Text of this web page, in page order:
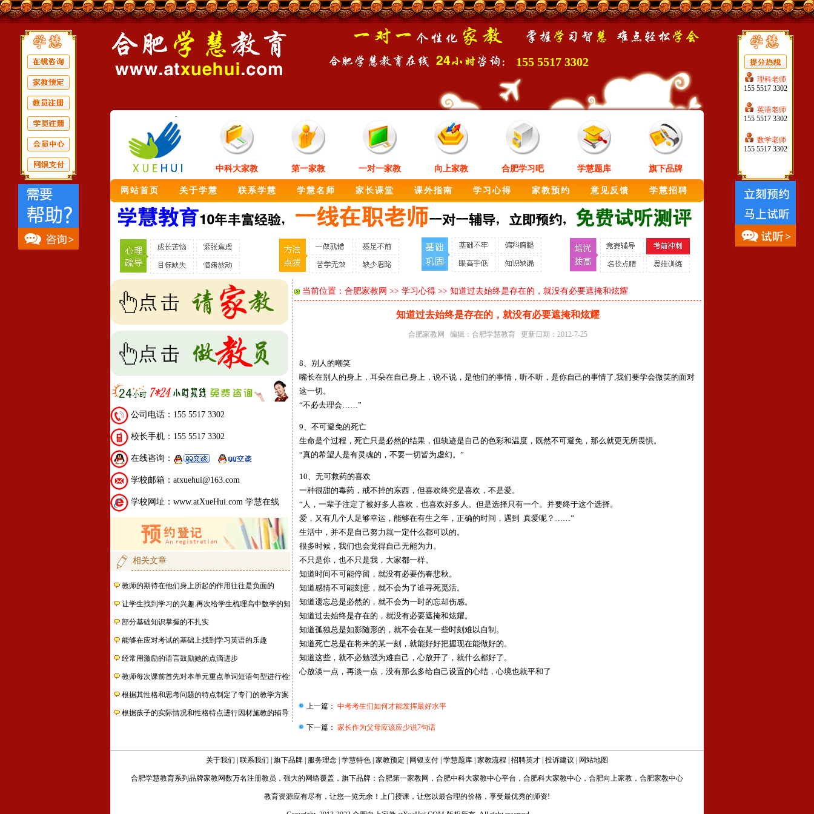
155 5517 3302
中科大家教 第一家教 一对一家教 向上家教 合肥学习吧 学慧题库 旗下品牌
网站首页 关于学慧 联系学慧 学慧名师 家长课堂 课外指南 学习心得 家教预约 意见反馈 学慧招聘
公司电话：155 5517 3302
校长手机：155 5517 3302
在线咨询：
学校邮箱：atxuehui@163.com
学校网址：www.atXueHui.com 学慧在线
相关文章
教师的期待在他们身上所起的作用往往是负面的
让学生找到学习的兴趣.再次给学生梳理高中数学的知识点
部分基础知识掌握的不扎实
能够在应对考试的基础上找到学习英语的乐趣
经常用激励的语言鼓励她的点滴进步
教师每次课前首先对本单元重点单词短语句型进行检查
根据其性格和思考问题的特点制定了专门的教学方案
根据孩子的实际情况和性格特点进行因材施教的辅导
当前位置： 合肥家教网 >> 学习心得 >> 知道过去始终是存在的，就没有必要遮掩和炫耀
知道过去始终是存在的，就没有必要遮掩和炫耀
合肥家教网 编辑： 合肥学慧教育 更新日期：2012-7-25
8、别人的嘲笑
嘴长在别人的身上，耳朵在自己身上，说不说，是他们的事情，听不听，是你自己的事情了,我们要学会微笑的面对
这一切。
“不必去理会……”
9、不可避免的死亡
生命是个过程，死亡只是必然的结果，但轨迹是自己的色彩和温度，既然不可避免，那么就更无所畏惧。
“真的希望人是有灵魂的，不要一切皆为虚幻。”
10、无可救药的喜欢
一种很甜的毒药，戒不掉的东西，但喜欢终究是喜欢，不是爱。
“人，一辈子注定了被好多人喜欢，也喜欢好多人。但是选择只有一个。并要终于这个选择。
爱，又有几个人足够幸运，能够在有生之年，正确的时间，遇到 真爱呢？……”
生活中，并不是自己努力就一定什么都可以的。
很多时候，我们也会觉得自己无能为力。
不只是你，也不只是我，大家都一样。
知道时间不可能停留，就没有必要伤春悲秋。
知道感情不可能刻意，就不会为了谁寻死觅活。
知道遗忘总是必然的，就不会为一时的忘却伤感。
知道过去始终是存在的，就没有必要遮掩和炫耀。
知道孤独总是如影随形的，就不会在某一些时刻难以自制。
知道死亡总是在将来的某一刻，就能好好把握现在能做好的。
知道这些，就不必勉强为难自己，心放开了，就什么都好了。
心放淡一点，再淡一点，没有那么多给自己设置的心结，心境也就平和了
上一篇： 中考考生们如何才能发挥最好水平
下一篇： 家长作为父母应该应少说7句话
关于我们 联系我们 旗下品牌 服务理念 学慧特色 家教预定 网银支付 学慧题库 家教流程 招聘英才 投诉建议 网站地图
合肥学慧教育系列品牌家教网数万名注册教员，强大的网络覆盖，旗下品牌： 合肥第一家教网 ， 合肥中科大家教中心平台 ， 合肥科大家教中心 ， 合肥向上家教 ， 合肥家教中心
教育资源应有尽有，让您一览无余！上门授课，让您以最合理的价格，享受最优秀的师资!
理科老师
155 5517 3302
英语老师
155 5517 3302
数学老师
155 5517 3302